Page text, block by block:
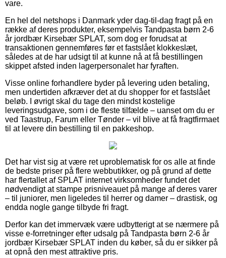
vare.
En hel del netshops i Danmark yder dag-til-dag fragt på en
række af deres produkter, eksempelvis Tandpasta børn 2-6
år jordbær Kirsebær SPLAT, som dog er forudsat at
transaktionen gennemføres før et fastslået klokkeslæt,
således at de har udsigt til at kunne nå at få bestillingen
skippet afsted inden lagerpersonalet har fyraften.
Visse online forhandlere byder på levering uden betaling,
men undertiden afkræver det at du shopper for et fastslået
beløb. I øvrigt skal du tage den mindst kostelige
leveringsudgave, som i de fleste tilfælde – uanset om du er
ved Taastrup, Farum eller Tønder – vil blive at få fragtfirmaet
til at levere din bestilling til en pakkeshop.
Det har vist sig at være ret uproblematisk for os alle at finde
de bedste priser på flere webbutikker, og på grund af dette
har flertallet af SPLAT internet virksomheder fundet det
nødvendigt at stampe prisniveauet på mange af deres varer
– til juniorer, men ligeledes til herrer og damer – drastisk, og
endda nogle gange tilbyde fri fragt.
Derfor kan det immervæk være udbytterigt at se nærmere på
visse e-forretninger efter udsalg på Tandpasta børn 2-6 år
jordbær Kirsebær SPLAT inden du køber, så du er sikker på
at opnå den mest attraktive pris.